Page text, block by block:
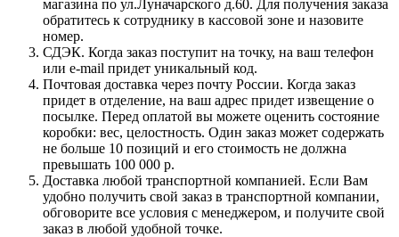
магазина по ул.Луначарского д.60. Для получения заказа
обратитесь к сотруднику в кассовой зоне и назовите
номер.
СДЭК. Когда заказ поступит на точку, на ваш телефон
или e-mail придет уникальный код.
Почтовая доставка через почту России. Когда заказ
придет в отделение, на ваш адрес придет извещение о
посылке. Перед оплатой вы можете оценить состояние
коробки: вес, целостность. Один заказ может содержать
не больше 10 позиций и его стоимость не должна
превышать 100 000 р.
Доставка любой транспортной компанией. Если Вам
удобно получить свой заказ в транспортной компании,
обговорите все условия с менеджером, и получите свой
заказ в любой удобной точке.